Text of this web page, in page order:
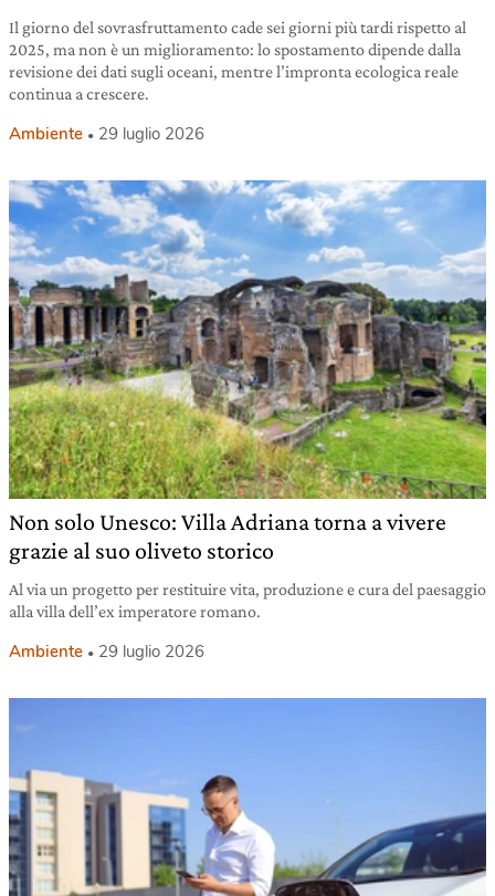
Il giorno del sovrasfruttamento cade sei giorni più tardi rispetto al
2025, ma non è un miglioramento: lo spostamento dipende dalla
revisione dei dati sugli oceani, mentre l’impronta ecologica reale
continua a crescere.
Ambiente 29 luglio 2026
Non solo Unesco: Villa Adriana torna a vivere
grazie al suo oliveto storico
Al via un progetto per restituire vita, produzione e cura del paesaggio
alla villa dell’ex imperatore romano.
Ambiente 29 luglio 2026